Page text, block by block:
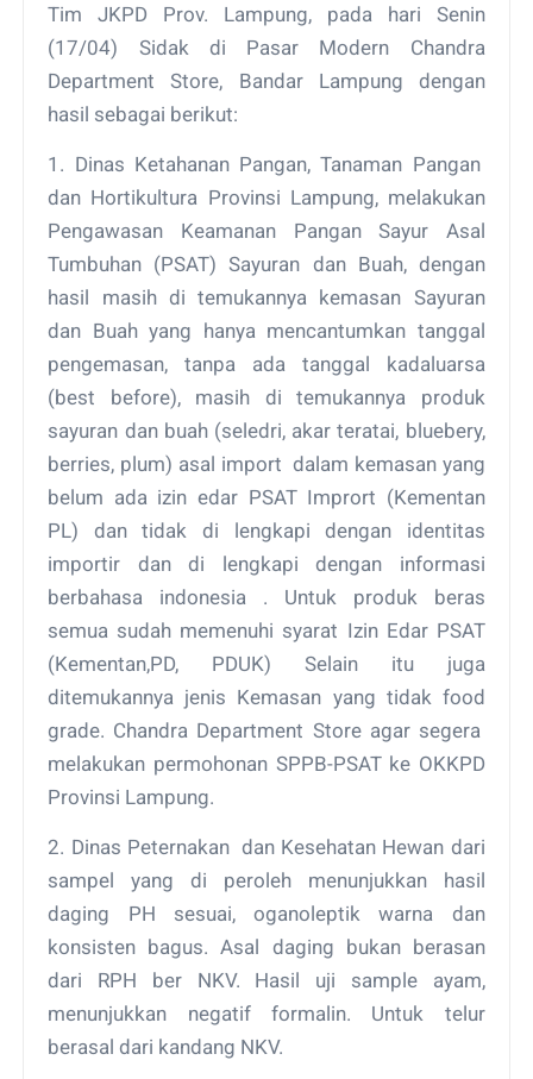
Tim JKPD Prov. Lampung, pada hari Senin
(17/04) Sidak di Pasar Modern Chandra
Department Store, Bandar Lampung dengan
hasil sebagai berikut:
1. Dinas Ketahanan Pangan, Tanaman Pangan
dan Hortikultura Provinsi Lampung, melakukan
Pengawasan Keamanan Pangan Sayur Asal
Tumbuhan (PSAT) Sayuran dan Buah, dengan
hasil masih di temukannya kemasan Sayuran
dan Buah yang hanya mencantumkan tanggal
pengemasan, tanpa ada tanggal kadaluarsa
(best before), masih di temukannya produk
sayuran dan buah (seledri, akar teratai, bluebery,
berries, plum) asal import dalam kemasan yang
belum ada izin edar PSAT Imprort (Kementan
PL) dan tidak di lengkapi dengan identitas
importir dan di lengkapi dengan informasi
berbahasa indonesia . Untuk produk beras
semua sudah memenuhi syarat Izin Edar PSAT
(Kementan,PD, PDUK) Selain itu juga
ditemukannya jenis Kemasan yang tidak food
grade. Chandra Department Store agar segera
melakukan permohonan SPPB-PSAT ke OKKPD
Provinsi Lampung.
2. Dinas Peternakan dan Kesehatan Hewan dari
sampel yang di peroleh menunjukkan hasil
daging PH sesuai, oganoleptik warna dan
konsisten bagus. Asal daging bukan berasan
dari RPH ber NKV. Hasil uji sample ayam,
menunjukkan negatif formalin. Untuk telur
berasal dari kandang NKV.